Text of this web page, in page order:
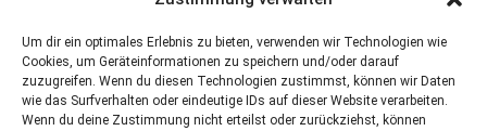
Um dir ein optimales Erlebnis zu bieten, verwenden wir Technologien wie
Cookies, um Geräteinformationen zu speichern und/oder darauf
zuzugreifen. Wenn du diesen Technologien zustimmst, können wir Daten
wie das Surfverhalten oder eindeutige IDs auf dieser Website verarbeiten.
Wenn du deine Zustimmung nicht erteilst oder zurückziehst, können